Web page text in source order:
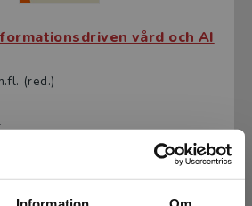
vård och AI
(red.)